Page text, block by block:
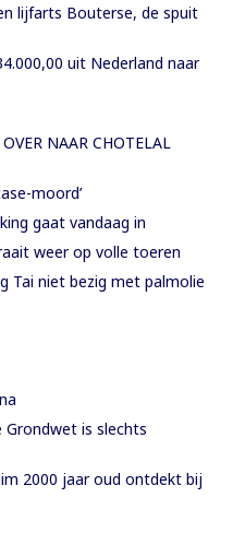
lijfarts Bouterse, de spuit
uit Nederland naar
NAAR CHOTELAL
moord’
gaat vandaag in
weer op volle toeren
Tai niet bezig met palmolie
Grondwet is slechts
2000 jaar oud ontdekt bij